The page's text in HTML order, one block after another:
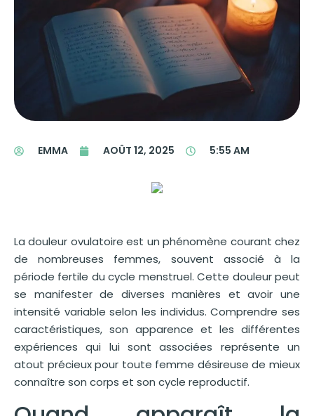
EMMA AOÛT 12, 2025 5:55 AM
La douleur ovulatoire est un phénomène courant chez
de nombreuses femmes, souvent associé à la
période fertile du cycle menstruel. Cette douleur peut
se manifester de diverses manières et avoir une
intensité variable selon les individus. Comprendre ses
caractéristiques, son apparence et les différentes
expériences qui lui sont associées représente un
atout précieux pour toute femme désireuse de mieux
connaître son corps et son cycle reproductif.